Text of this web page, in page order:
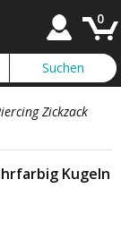
0
Zickzack
Kugeln